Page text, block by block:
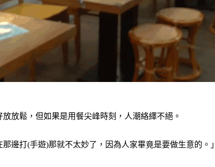
放鬆，但如果是用餐尖峰時刻，人潮絡繹不絕。
邊打(手遊)那就不太妙了，因為人家畢竟是要做生意的。」